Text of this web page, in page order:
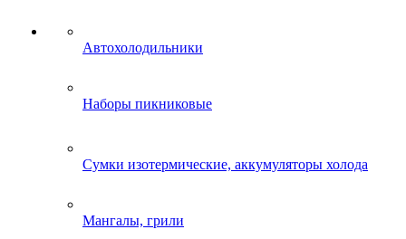
Автохолодильники
Наборы пикниковые
Сумки изотермические, аккумуляторы холода
Мангалы, грили